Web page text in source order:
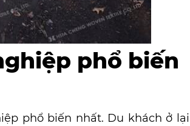
phổ biến
phổ biến nhất. Du khách ở lại